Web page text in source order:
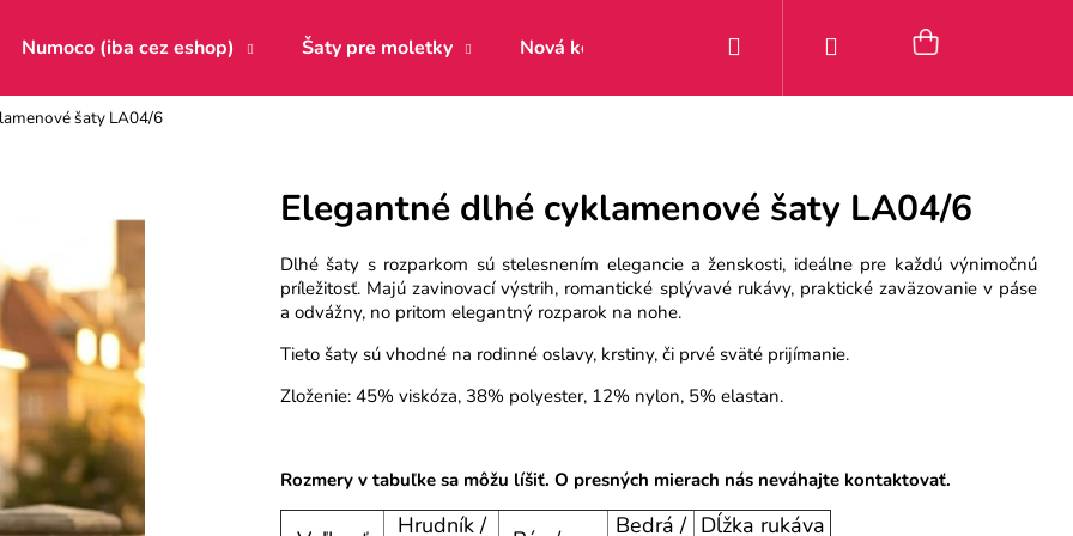
Numoco (iba cez eshop) Šaty pre moletky Nová kolekcia Zľavy Posledné kúsky 9–49 €
PrihlásenieNákupný
šaty LA04/6
Elegantné dlhé cyklamenové šaty LA04/6
Dlhé šaty s rozparkom sú stelesnením elegancie a ženskosti, ideálne pre každú výnimočnú
príležitosť. Majú zavinovací výstrih, romantické splývavé rukávy, praktické zaväzovanie v páse
a odvážny, no pritom elegantný rozparok na nohe.
Tieto šaty sú vhodné na rodinné oslavy, krstiny, či prvé sväté prijímanie.
Zloženie: 45% viskóza, 38% polyester, 12% nylon, 5% elastan.
Rozmery v tabuľke sa môžu líšiť. O presných mierach nás neváhajte kontaktovať.
Hrudník /
Bedrá / Dĺžka rukáva
Čo potrebujete nájsť?
Odporúčame